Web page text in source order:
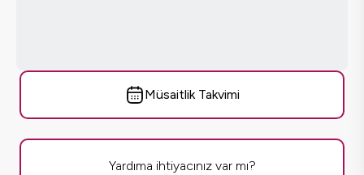
Müsaitlik Takvimi
Yardıma ihtiyacınız var mı?